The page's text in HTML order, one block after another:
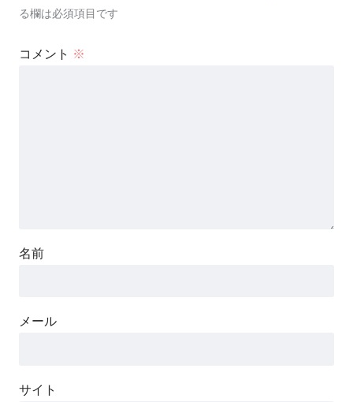
る欄は必須項目です
コメント ※
名前
メール
サイト